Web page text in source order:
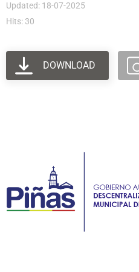
Updated: 18-07-2025
Hits: 30
DOWNLOAD